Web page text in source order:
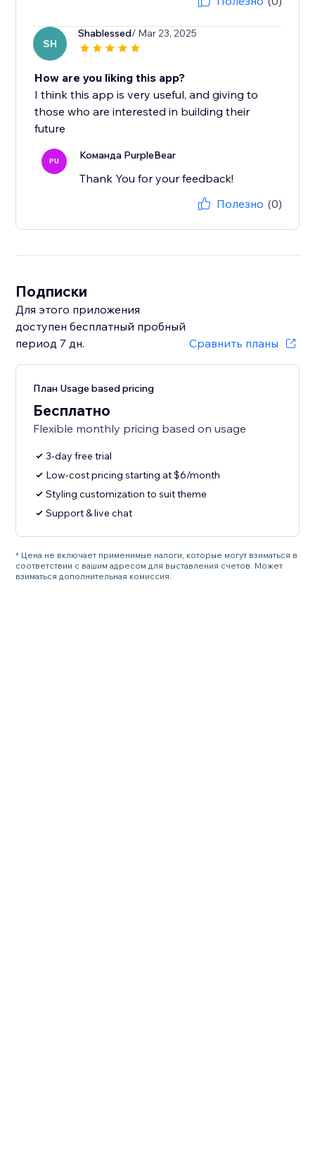
SH
Shablessed/ Mar 23, 2025
How are you liking this app?
I think this app is very useful, and giving to
those who are interested in building their
future
PU Команда PurpleBear
Thank You for your feedback!
Полезно (0)
Подписки
Для этого приложения
доступен бесплатный пробный
период 7 дн.
Сравнить планы
План Usage based pricing
Бесплатно
Flexible monthly pricing based on usage
3-day free trial
Low-cost pricing starting at $6/month
Styling customization to suit theme
Support & live chat
* Цена не включает применимые налоги, которые могут взиматься в
соответствии с вашим адресом для выставления счетов. Может
взиматься дополнительная комиссия.